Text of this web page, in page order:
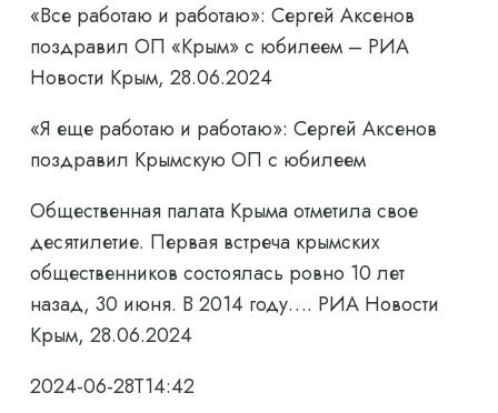
«Все работаю и работаю»: Сергей Аксенов
поздравил ОП «Крым» с юбилеем – РИА
Новости Крым, 28.06.2024
«Я еще работаю и работаю»: Сергей Аксенов
поздравил Крымскую ОП с юбилеем
Общественная палата Крыма отметила свое
десятилетие. Первая встреча крымских
общественников состоялась ровно 10 лет
назад, 30 июня. В 2014 году…. РИА Новости
Крым, 28.06.2024
2024-06-28T14:42